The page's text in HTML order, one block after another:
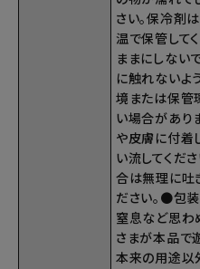
さい。保冷剤
温で保管して
ままにしない
に触れないよ
境または保管
い場合があり
や皮膚に付着
い流してくだ
合は無理に吐
ださい。●包
窒息など思わ
さまが本品で
本来の用途以